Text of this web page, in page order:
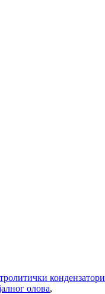
кондензатори
олова,